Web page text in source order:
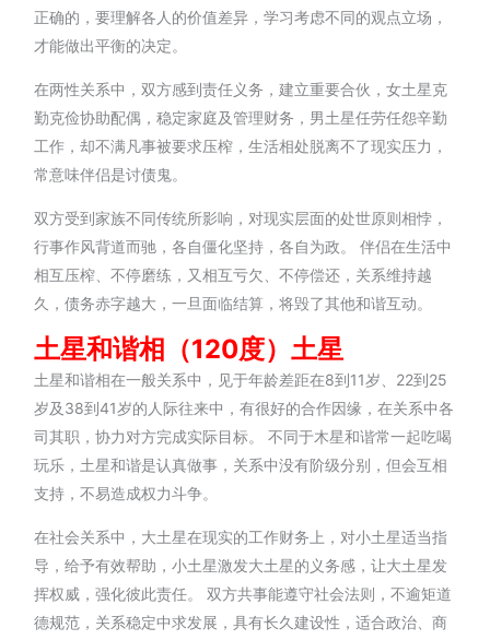
正确的，要理解各人的价值差异，学习考虑不同的观点立场，
才能做出平衡的决定。
在两性关系中，双方感到责任义务，建立重要合伙，女土星克
勤克俭协助配偶，稳定家庭及管理财务，男土星任劳任怨辛勤
工作，却不满凡事被要求压榨，生活相处脱离不了现实压力，
常意味伴侣是讨债鬼。
双方受到家族不同传统所影响，对现实层面的处世原则相悖，
行事作风背道而驰，各自僵化坚持，各自为政。 伴侣在生活中
相互压榨、不停磨练，又相互亏欠、不停偿还，关系维持越
久，债务赤字越大，一旦面临结算，将毁了其他和谐互动。
土星和谐相（120度）土星
土星和谐相在一般关系中，见于年龄差距在8到11岁、22到25
岁及38到41岁的人际往来中，有很好的合作因缘，在关系中各
司其职，协力对方完成实际目标。 不同于木星和谐常一起吃喝
玩乐，土星和谐是认真做事，关系中没有阶级分别，但会互相
支持，不易造成权力斗争。
在社会关系中，大土星在现实的工作财务上，对小土星适当指
导，给予有效帮助，小土星激发大土星的义务感，让大土星发
挥权威，强化彼此责任。 双方共事能遵守社会法则，不逾矩道
德规范，关系稳定中求发展，具有长久建设性，适合政治、商